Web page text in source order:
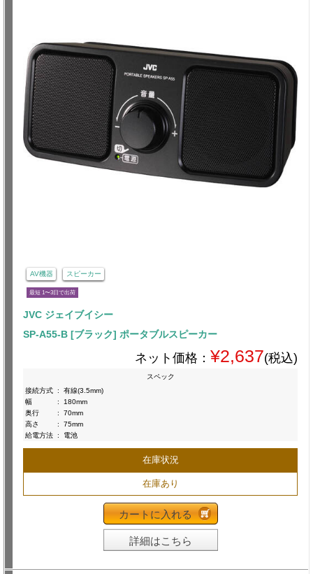
AV機器 スピーカー
最短 1〜3日で出荷
JVC ジェイブイシー
SP-A55-B [ブラック] ポータブルスピーカー
ネット価格： ¥2,637(税込)
スペック
接続方式 :
有線(3.5mm)
幅
:
180mm
奥行
:
70mm
高さ
:
75mm
給電方法 : 電池
在庫状況
在庫あり
カートに入れる
詳細はこちら